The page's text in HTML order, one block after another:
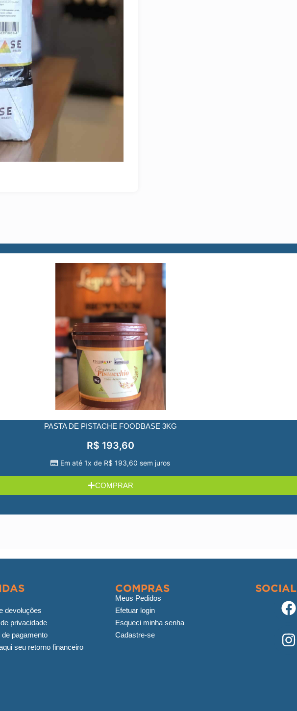
PASTA DE PISTACHE FOODBASE 3KG
R$ 193,60
Em até 1x de R$ 193,60 sem juros
COMPRAR
devoluções
privacidade
pagamento
seu retorno financeiro
COMPRAS
Meus Pedidos
Efetuar login
Esqueci minha senha
Cadastre-se
SOCIAL